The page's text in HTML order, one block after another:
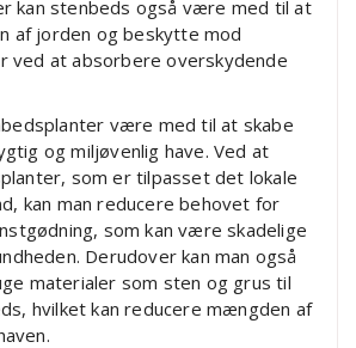
kan stenbeds også være med til at
af jorden og beskytte mod
ved at absorbere overskydende
være med til at skabe
og miljøvenlig have. Ved at
som er tilpasset det lokale
kan man reducere behovet for
som kan være skadelige
Derudover kan man også
materialer som sten og grus til
hvilket kan reducere mængden af